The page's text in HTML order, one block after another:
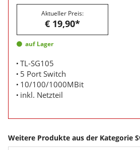
Aktueller Preis:
€ 19,90*
auf Lager
TL-SG105
5 Port Switch
10/100/1000MBit
inkl. Netzteil
Weitere Produkte aus der Kategorie